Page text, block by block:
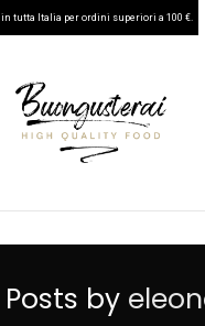
Posts by
in tutta Italia per ordini superiori a 100 €.